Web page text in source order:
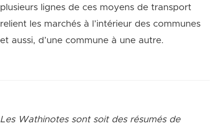
plusieurs lignes de ces moyens de transport
relient les marchés à l’intérieur des communes
et aussi, d’une commune à une autre.
Les Wathinotes sont soit des résumés de